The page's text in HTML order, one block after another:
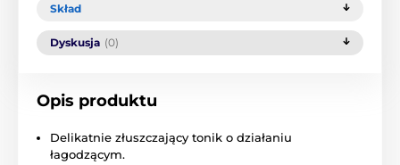
Skład
Dyskusja (0)
Opis produktu
Delikatnie złuszczający tonik o działaniu
łagodzącym.